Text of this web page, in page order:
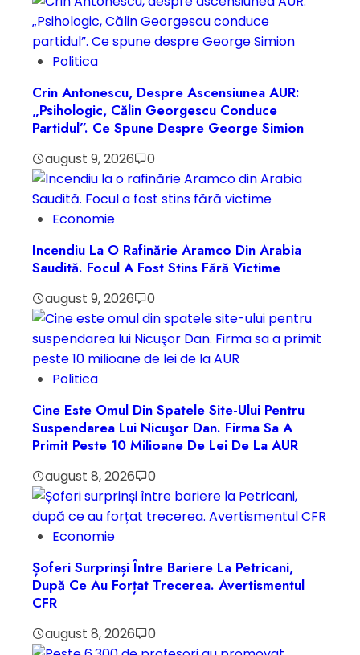
Politica
Crin Antonescu, Despre Ascensiunea AUR:
„Psihologic, Călin Georgescu Conduce
Partidul”. Ce Spune Despre George Simion
august 9, 2026 0
Economie
Incendiu La O Rafinărie Aramco Din Arabia
Saudită. Focul A Fost Stins Fără Victime
august 9, 2026 0
Politica
Cine Este Omul Din Spatele Site-Ului Pentru
Suspendarea Lui Nicuşor Dan. Firma Sa A
Primit Peste 10 Milioane De Lei De La AUR
august 8, 2026 0
Economie
Șoferi Surprinși Între Bariere La Petricani,
După Ce Au Forțat Trecerea. Avertismentul
CFR
august 8, 2026 0